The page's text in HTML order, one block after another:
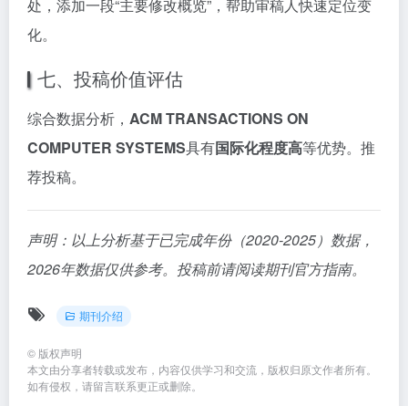
处，添加一段“主要修改概览”，帮助审稿人快速定位变
化。
七、投稿价值评估
综合数据分析， ACM TRANSACTIONS ON
COMPUTER SYSTEMS具有国际化程度高等优势。推
荐投稿。
声明：以上分析基于已完成年份（2020-2025）数据，
2026年数据仅供参考。投稿前请阅读期刊官方指南。
期刊介绍
© 版权声明
本文由分享者转载或发布，内容仅供学习和交流，版权归原文作者所有。
如有侵权，请留言联系更正或删除。